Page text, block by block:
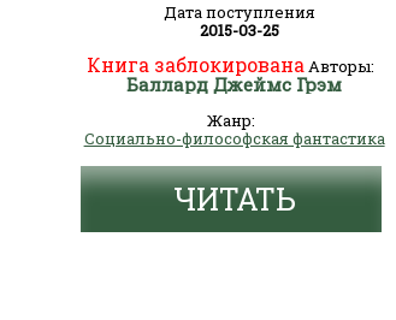
Дата поступления
2015-03-25
Книга заблокирована Авторы:
Баллард Джеймс Грэм
Жанр:
Социально-философская фантастика
ЧИТАТЬ